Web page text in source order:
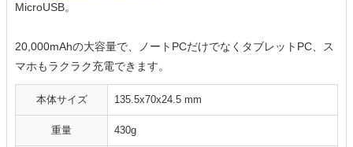
MicroUSB。
20,000mAhの大容量で、ノートPCだけでなくタブレットPC、ス
マホもラクラク充電できます。
本体サイズ 135.5x70x24.5 mm
重量 430g